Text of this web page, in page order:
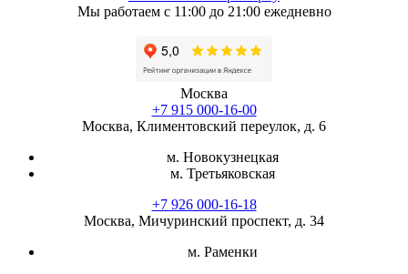
Мы работаем с 11:00 до 21:00 ежедневно
Москва
+7 915 000-16-00
Москва, Климентовский переулок, д. 6
м. Новокузнецкая
м. Третьяковская
+7 926 000-16-18
Москва, Мичуринский проспект, д. 34
м. Раменки